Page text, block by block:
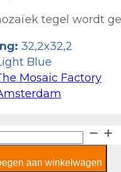
tegel wordt
32,2x32,2
Blue
Mosaic Factory
aan winkelwagen